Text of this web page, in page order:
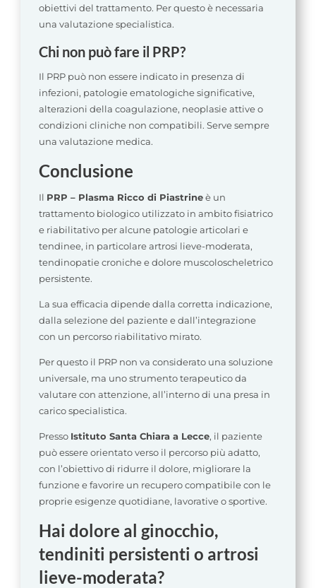
obiettivi del trattamento. Per questo è necessaria
una valutazione specialistica.
Chi non può fare il PRP?
Il PRP può non essere indicato in presenza di
infezioni, patologie ematologiche significative,
alterazioni della coagulazione, neoplasie attive o
condizioni cliniche non compatibili. Serve sempre
una valutazione medica.
Conclusione
Il PRP – Plasma Ricco di Piastrineè un
trattamento biologico utilizzato in ambito fisiatrico
e riabilitativo per alcune patologie articolari e
tendinee, in particolare artrosi lieve-moderata,
tendinopatie croniche e dolore muscoloscheletrico
persistente.
La sua efficacia dipende dalla corretta indicazione,
dalla selezione del paziente e dall’integrazione
con un percorso riabilitativo mirato.
Per questo il PRP non va considerato una soluzione
universale, ma uno strumento terapeutico da
valutare con attenzione, all’interno di una presa in
carico specialistica.
Presso Istituto Santa Chiara a Lecce, il paziente
può essere orientato verso il percorso più adatto,
con l’obiettivo di ridurre il dolore, migliorare la
funzione e favorire un recupero compatibile con le
proprie esigenze quotidiane, lavorative o sportive.
Hai dolore al ginocchio,
tendiniti persistenti o artrosi
lieve-moderata?